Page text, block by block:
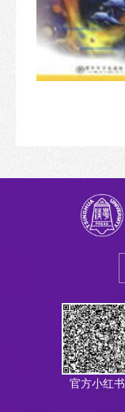
官方小红书